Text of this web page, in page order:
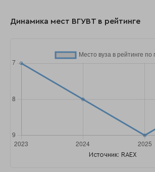
Динамика мест ВГУВТ в рейтинге
Источник: RAEX